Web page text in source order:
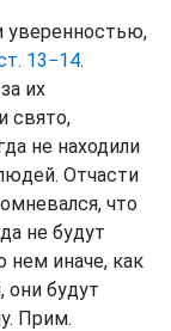
уверенностью,
13−14.
их
свято,
не находили
Отчасти
что
не будут
нем иначе, как
они будут
Прим.